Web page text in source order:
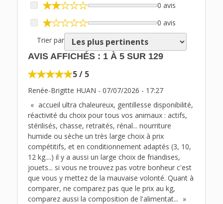
0 avis
0 avis
Trier par
AVIS AFFICHÉS : 1 À 5 SUR 129
5 / 5
Renée-Brigitte HUAN - 07/07/2026 - 17:27
accueil ultra chaleureux, gentillesse disponibilité,
réactivité du choix pour tous vos animaux : actifs,
stérilisés, chasse, retraités, rénal... nourriture
humide ou sèche un très large choix à prix
compétitifs, et en conditionnement adaptés (3, 10,
12 kg....) il y a aussi un large choix de friandises,
jouets... si vous ne trouvez pas votre bonheur c'est
que vous y mettez de la mauvaise volonté. Quant à
comparer, ne comparez pas que le prix au kg,
comparez aussi la composition de l'alimentat...